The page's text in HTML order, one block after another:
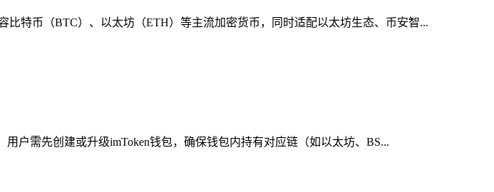
特币（BTC）、以太坊（ETH）等主流加密货币，同时适配以太坊生态、币安智...
户需先创建或升级imToken钱包，确保钱包内持有对应链（如以太坊、BS...